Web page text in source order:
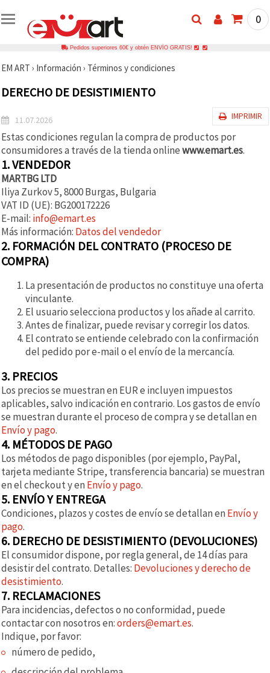
0
Pedidos superiores 60€ y obtén ENVÍO GRATIS!
EM ART › Información › Términos y condiciones
DERECHO DE DESISTIMIENTO
11.07.2026 IMPRIMIR
Estas condiciones regulan la compra de productos por
consumidores a través de la tienda onlinewww.emart.es.
1. VENDEDOR
MARTBG LTD
Iliya Zurkov 5, 8000 Burgas, Bulgaria
VAT ID (UE): BG200172226
E-mail: info@emart.es
Más información: Datos del vendedor
2. FORMACIÓN DEL CONTRATO (PROCESO DE
COMPRA)
La presentación de productos no constituye una oferta
vinculante.
El usuario selecciona productos y los añade al carrito.
Antes de finalizar, puede revisar y corregir los datos.
El contrato se entiende celebrado con la confirmación
del pedido por e-mail o el envío de la mercancía.
3. PRECIOS
Los precios se muestran en EUR e incluyen impuestos
aplicables, salvo indicación en contrario. Los gastos de envío
se muestran durante el proceso de compra y se detallan en
Envío y pago.
4. MÉTODOS DE PAGO
Los métodos de pago disponibles (por ejemplo, PayPal,
tarjeta mediante Stripe, transferencia bancaria) se muestran
en el checkout y en Envío y pago.
5. ENVÍO Y ENTREGA
Condiciones, plazos y costes de envío se detallan en Envío y
pago.
6. DERECHO DE DESISTIMIENTO (DEVOLUCIONES)
El consumidor dispone, por regla general, de 14 días para
desistir del contrato. Detalles: Devoluciones y derecho de
desistimiento.
7. RECLAMACIONES
Para incidencias, defectos o no conformidad, puede
contactar con nosotros en:orders@emart.es.
Indique, por favor:
número de pedido,